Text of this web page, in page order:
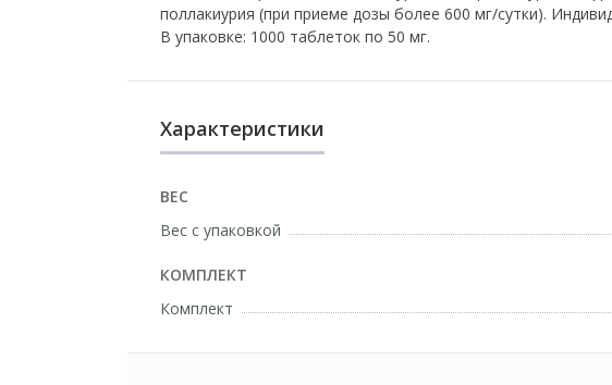
поллакиурия (при приеме дозы более 600 мг/сутки).
В упаковке: 1000 таблеток по 50 мг.
Характеристики
ВЕС
Вес с упаковкой
КОМПЛЕКТ
Комплект